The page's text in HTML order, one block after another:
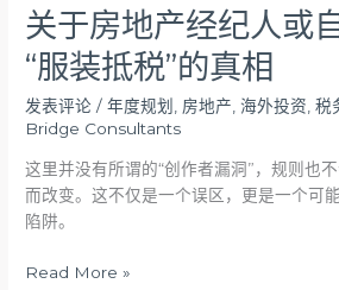
关于房地产经纪人或
“服装抵税”的真相
发表评论 /年度规划 房地产 ,海外投资 ,税
Bridge Consultants
这里并没有所谓的“创作者漏洞”，规则也
而改变。这不仅是一个误区，更是一个可
陷阱。
主
“服
装
税”
真
相
Read More »